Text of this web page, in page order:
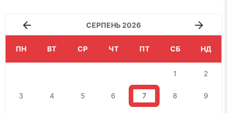
СЕРПЕНЬ 2026
ПН ВТ СР ЧТ ПТ СБ НД
1 2
3 4 5 6 7 8 9